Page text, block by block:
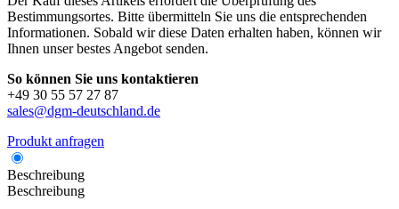
Bestimmungsortes. Bitte übermitteln Sie uns die entsprechenden
Informationen. Sobald wir diese Daten erhalten haben, können wir
Ihnen unser bestes Angebot senden.
So können Sie uns kontaktieren
+49 30 55 57 27 87
sales@dgm-deutschland.de
Produkt anfragen
Beschreibung
Beschreibung